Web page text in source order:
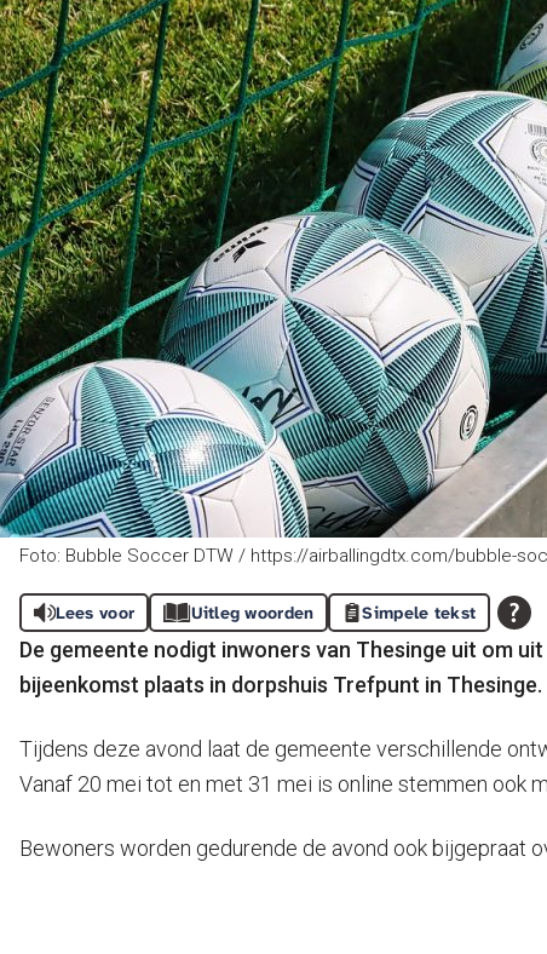
Foto: Bubble Soccer DTW / https://airballingdtx.com/bubble-
Lees voor Uitleg woorden Simpele tekst
De gemeente nodigt inwoners van Thesinge uit om
bijeenkomst plaats in dorpshuis Trefpunt in Thesinge.
Tijdens deze avond laat de gemeente verschillende
Vanaf 20 mei tot en met 31 mei is online stemmen ook
Bewoners worden gedurende de avond ook bijgepraat